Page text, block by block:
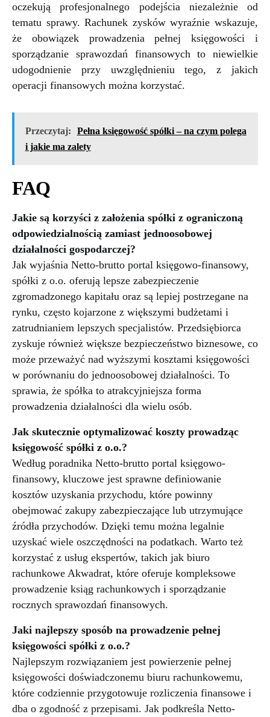
oczekują profesjonalnego podejścia niezależnie od
tematu sprawy. Rachunek zysków wyraźnie wskazuje,
że obowiązek prowadzenia pełnej księgowości i
sporządzanie sprawozdań finansowych to niewielkie
udogodnienie przy uwzględnieniu tego, z jakich
operacji finansowych można korzystać.
Przeczytaj:
Pełna księgowość spółki – na czym polega
i jakie ma zalety
FAQ
Jakie są korzyści z założenia spółki z ograniczoną
odpowiedzialnością zamiast jednoosobowej
działalności gospodarczej?
Jak wyjaśnia Netto-brutto portal księgowo-finansowy,
spółki z o.o. oferują lepsze zabezpieczenie
zgromadzonego kapitału oraz są lepiej postrzegane na
rynku, często kojarzone z większymi budżetami i
zatrudnianiem lepszych specjalistów. Przedsiębiorca
zyskuje również większe bezpieczeństwo biznesowe, co
może przeważyć nad wyższymi kosztami księgowości
w porównaniu do jednoosobowej działalności. To
sprawia, że spółka to atrakcyjniejsza forma
prowadzenia działalności dla wielu osób.
Jak skutecznie optymalizować koszty prowadząc
księgowość spółki z o.o.?
Według poradnika Netto-brutto portal księgowo-
finansowy, kluczowe jest sprawne definiowanie
kosztów uzyskania przychodu, które powinny
obejmować zakupy zabezpieczające lub utrzymujące
źródła przychodów. Dzięki temu można legalnie
uzyskać wiele oszczędności na podatkach. Warto też
korzystać z usług ekspertów, takich jak biuro
rachunkowe Akwadrat, które oferuje kompleksowe
prowadzenie ksiąg rachunkowych i sporządzanie
rocznych sprawozdań finansowych.
Jaki najlepszy sposób na prowadzenie pełnej
księgowości spółki z o.o.?
Najlepszym rozwiązaniem jest powierzenie pełnej
księgowości doświadczonemu biuru rachunkowemu,
które codziennie przygotowuje rozliczenia finansowe i
dba o zgodność z przepisami. Jak podkreśla Netto-